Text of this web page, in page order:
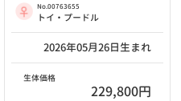
No.00763655
トイ・プードル
2026年05月26日生まれ
生体価格
229,800円